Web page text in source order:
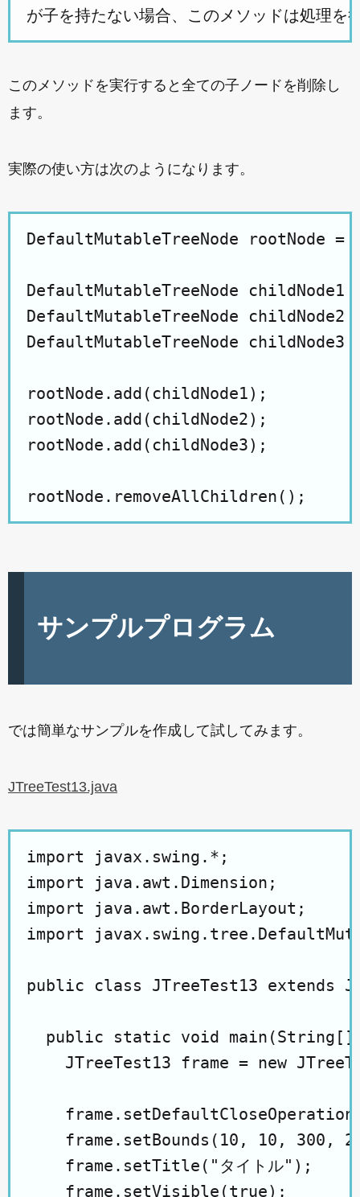
このメソッドを実行すると全ての子ノードを削除し
ます。
実際の使い方は次のようになります。
DefaultMutableTreeNode rootNode
DefaultMutableTreeNode
DefaultMutableTreeNode
DefaultMutableTreeNode
rootNode.add(childNode1);
rootNode.add(childNode2);
rootNode.add(childNode3);
サンプルプログラム
では簡単なサンプルを作成して試してみます。
JTreeTest13.java
import javax.swing.*;
import java.awt.Dimension;
import java.awt.BorderLayout;
import
public class JTreeTest13 extends
public static void main(String[]
JTreeTest13 frame = new
frame.setBounds(10, 10, 300,
    frame.setTitle("タイトル");
    frame.setVisible(true);